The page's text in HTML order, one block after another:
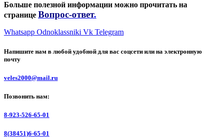
Больше полезной информации можно прочитать на
странице Вопрос-ответ.
Whatsapp Odnoklassniki Vk Telegram
Напишите нам в любой удобной для вас соцсети или на электронную
почту
veles2000@mail.ru
Позвонить нам:
8-923-526-65-01
8(38451)6-65-01